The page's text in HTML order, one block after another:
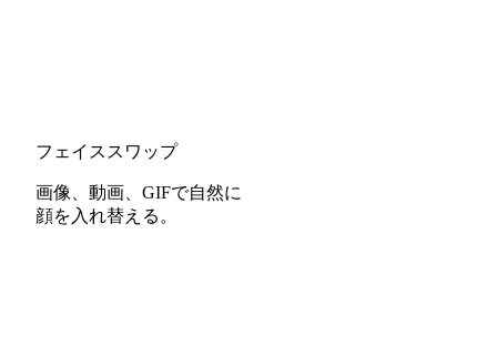
フェイススワップ
画像、動画、GIFで自然に
顔を入れ替える。